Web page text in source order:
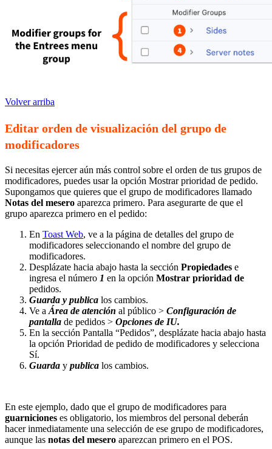
Volver arriba
Editar orden de visualización del grupo de
modificadores
Si necesitas ejercer aún más control sobre el orden de tus grupos de
modificadores, puedes usar la opción Mostrar prioridad de pedido.
Supongamos que quieres que el grupo de modificadores llamado
Notas del mesero aparezca primero. Para asegurarte de que el
grupo aparezca primero en el pedido:
En Toast Web, ve a la página de detalles del grupo de
modificadores seleccionando el nombre del grupo de
modificadores.
Desplázate hacia abajo hasta la sección Propiedades e
ingresa el número 1 en la opción Mostrar prioridad de
pedidos.
Guarda y publica los cambios.
Ve a Área de atención al público > Configuración de
pantalla de pedidos > Opciones de IU.
En la sección Pantalla “Pedidos”, desplázate hacia abajo hasta
la opción Prioridad de pedido de modificadores y selecciona
Sí.
Guarda y publica los cambios.
En este ejemplo, dado que el grupo de modificadores para
guarniciones es obligatorio, los miembros del personal deberán
hacer inmediatamente una selección de ese grupo de modificadores,
aunque las notas del mesero aparezcan primero en el POS.